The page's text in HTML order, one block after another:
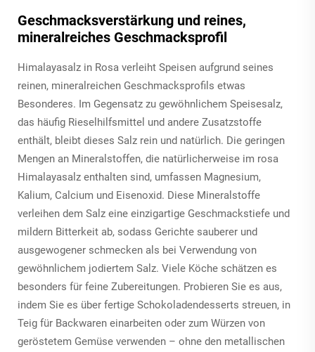
Geschmacksverstärkung und reines,
mineralreiches Geschmacksprofil
Himalayasalz in Rosa verleiht Speisen aufgrund seines
reinen, mineralreichen Geschmacksprofils etwas
Besonderes. Im Gegensatz zu gewöhnlichem Speisesalz,
das häufig Rieselhilfsmittel und andere Zusatzstoffe
enthält, bleibt dieses Salz rein und natürlich. Die geringen
Mengen an Mineralstoffen, die natürlicherweise im rosa
Himalayasalz enthalten sind, umfassen Magnesium,
Kalium, Calcium und Eisenoxid. Diese Mineralstoffe
verleihen dem Salz eine einzigartige Geschmackstiefe und
mildern Bitterkeit ab, sodass Gerichte sauberer und
ausgewogener schmecken als bei Verwendung von
gewöhnlichem jodiertem Salz. Viele Köche schätzen es
besonders für feine Zubereitungen. Probieren Sie es aus,
indem Sie es über fertige Schokoladendesserts streuen, in
Teig für Backwaren einarbeiten oder zum Würzen von
geröstetem Gemüse verwenden – ohne den metallischen